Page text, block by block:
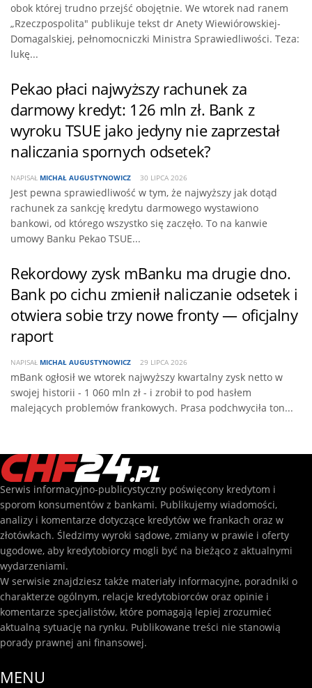
obok której trudno przejść obojętnie. We wtorek nad ranem
„Rzeczpospolita" publikuje tekst dr Anety Wiewiórowskiej-
Domagalskiej, pełnomocniczki Ministra Sprawiedliwości. Teza:
lukę...
Pekao płaci najwyższy rachunek za
darmowy kredyt: 126 mln zł. Bank z
wyroku TSUE jako jedyny nie zaprzestał
naliczania spornych odsetek?
NAPISAŁ MICHAŁ AUGUSTYNOWICZ 30 LIPCA 2026
Jest pewna sprawiedliwość w tym, że najwyższy jak dotąd
rachunek za sankcję kredytu darmowego wystawiono
bankowi, od którego wszystko się zaczęło. To na kanwie
umowy Banku Pekao TSUE...
Rekordowy zysk mBanku ma drugie dno.
Bank po cichu zmienił naliczanie odsetek i
otwiera sobie trzy nowe fronty — oficjalny
raport
NAPISAŁ MICHAŁ AUGUSTYNOWICZ 29 LIPCA 2026
mBank ogłosił we wtorek najwyższy kwartalny zysk netto w
swojej historii - 1 060 mln zł - i zrobił to pod hasłem
malejących problemów frankowych. Prasa podchwyciła ton...
Serwis informacyjno-publicystyczny poświęcony kredytom i
sporom konsumentów z bankami. Publikujemy wiadomości,
analizy i komentarze dotyczące kredytów we frankach oraz w
złotówkach. Śledzimy wyroki sądowe, zmiany w prawie i oferty
ugodowe, aby kredytobiorcy mogli być na bieżąco z aktualnymi
wydarzeniami.
W serwisie znajdziesz także materiały informacyjne, poradniki o
charakterze ogólnym, relacje kredytobiorców oraz opinie i
komentarze specjalistów, które pomagają lepiej zrozumieć
aktualną sytuację na rynku. Publikowane treści nie stanowią
porady prawnej ani finansowej.
MENU